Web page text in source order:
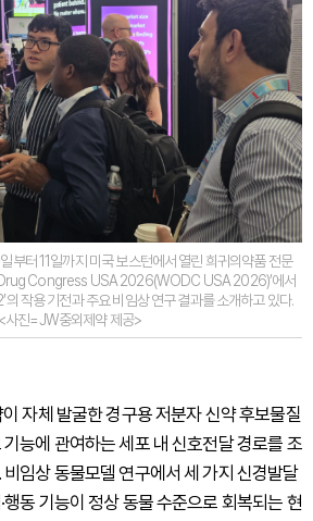
부터 11일까지 미국 보스턴에서 열린 희귀의약품 전문
Congress USA 2026(WODC USA 2026)’에서
의 작용 기전과 주요 비임상 연구 결과를 소개하고 있다.
<사진=JW중외제약 제공>
자체 발굴한 경구용 저분자 신약 후보물질
능에 관여하는 세포 내 신호전달 경로를 조
임상 동물모델 연구에서 세 가지 신경발달
동 기능이 정상 동물 수준으로 회복되는 현